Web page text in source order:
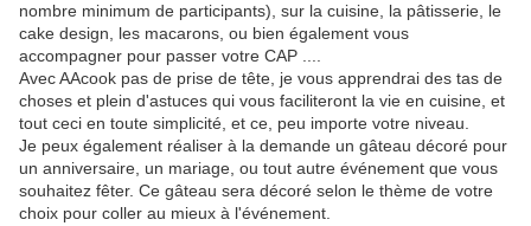
nombre minimum de participants), sur la cuisine, la pâtisserie, le
cake design, les macarons, ou bien également vous
accompagner pour passer votre CAP ....
Avec AAcook pas de prise de tête, je vous apprendrai des tas de
choses et plein d'astuces qui vous faciliteront la vie en cuisine, et
tout ceci en toute simplicité, et ce, peu importe votre niveau.
Je peux également réaliser à la demande un gâteau décoré pour
un anniversaire, un mariage, ou tout autre événement que vous
souhaitez fêter. Ce gâteau sera décoré selon le thème de votre
choix pour coller au mieux à l'événement.